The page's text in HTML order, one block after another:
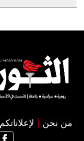
من نحن لإعلاناتكم